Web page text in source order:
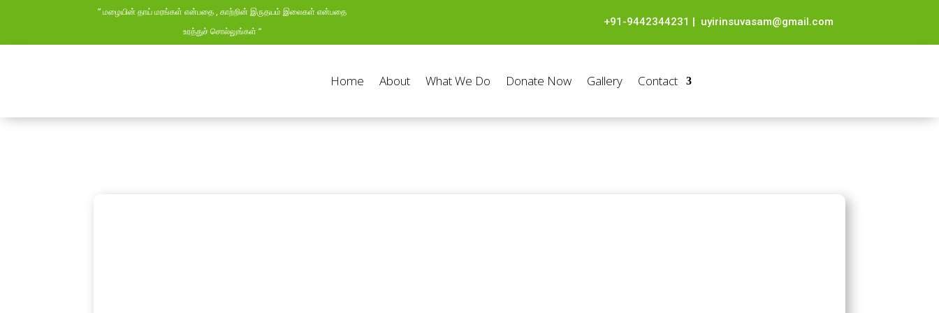
” மழையின் தாய் மரங்கள் என்பதை , காற்றின் இருதயம் இலைகள் என்பதை
உரத்துச் சொல்லுங்கள் “
+91-9442344231 | uyirinsuvasam@gmail.com
Home About What We Do Donate Now Gallery Contact